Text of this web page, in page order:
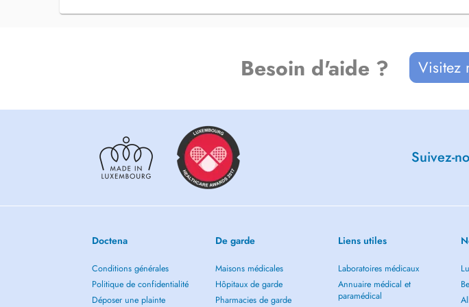
Chères patientes, chers patients,
Je suis très heureux de pouvoir vous accueillir et participer à votre prise en charge au sein
du cabinet du Dr Marc Samaha à Grevenmacher.
En tant que médecin spécialiste en oto-rhino-laryngologie (ORL), mes domaines d'expertise
comprennent l'ORL générale, l'allergologie, y compris la désensibilisation (immunothérapie
allergénique), l'ORL pédiatrique, ainsi que le diagnostic et le traitement des troubles de
charge les patients souffrant de ronflement et de troubles respiratoires liés au sommeil.
Je suis membre de l'Association des Allergologues Allemands (*Ärzteverband Deutscher
Allergologen AeDA*) et j'accorde une grande importance à une prise en charge moderne,
personnalisée et fondée sur les données scientifiques les plus récentes.
Besoin d'aide ? Visitez
Suivez-
Doctena
Conditions générales
Politique de confidentialité
Déposer une plainte
De garde
Maisons médicales
Hôpitaux de garde
Pharmacies de garde
Liens utiles
Laboratoires médicaux
Annuaire médical et
paramédical